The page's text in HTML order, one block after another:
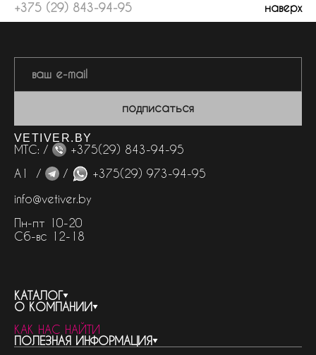
+375 (29) 843-94-95 наверх
подписаться
VETIVER.BY
МТС: /
+375(29) 843-94-95
А1 /
/
+375(29) 973-94-95
info@vetiver.by
Пн-пт 10-20
Сб-вс 12-18
КАТАЛОГ
весь каталог
бренды
женская парфюмерия
О КОМПАНИИ
контакты
о компании
КАК НАС НАЙТИ
ПОЛЕЗНАЯ ИНФОРМАЦИЯ